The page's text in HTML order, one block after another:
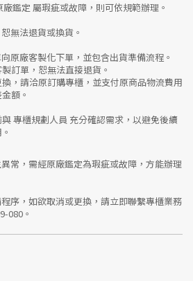
鑑定 屬瑕疵或故障，則可依規範辦理。
無法退貨或換貨。
原廠客製化下單 ，並包含出貨準備流程。
製訂單，恕無法直接退貨。
換，請洽原訂購專櫃，並支付原商品物流費用
額 。
專櫃規劃人員 充分確認需求，以避免後續
常，需經原廠鑑定為瑕疵或故障，方能辦理
序，如欲取消或更換，請立即聯繫專櫃業務
080 。